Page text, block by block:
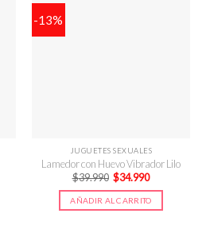
-13%
JUGUETES SEXUALES
Lamedor con Huevo Vibrador Lilo
$39.990 El
precio
original
era:
$39.990.
$34.990El
actual
es:
$34.990.
AÑADIR AL CARRITO